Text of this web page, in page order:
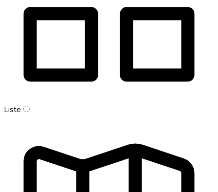
Liste